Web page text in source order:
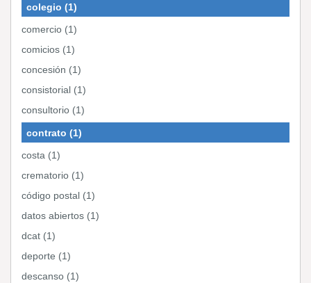
colegio (1)
comercio (1)
comicios (1)
concesión (1)
consistorial (1)
consultorio (1)
contrato (1)
costa (1)
crematorio (1)
código postal (1)
datos abiertos (1)
dcat (1)
deporte (1)
descanso (1)